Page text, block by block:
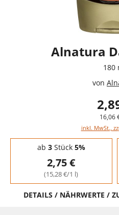
Alnatura
180
von
16,06
inkl. MwSt.,
Staffelpreise - Mengenrabatt
ab 3Stück 5%
2,75 €
(15,28 €/1 l)
DETAILS / NÄHRWERTE /